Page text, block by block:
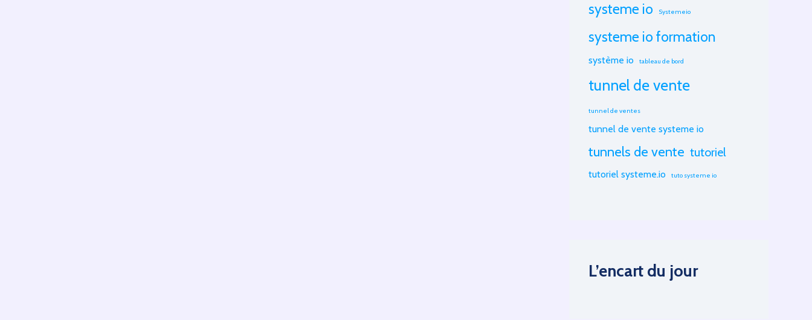
systeme io Systemeio
systeme io formation
système io tableau de bord
tunnel de vente
tunnel de ventes
tunnel de vente systeme io
tunnels de vente tutoriel
tutoriel systeme.io tuto systeme io
L’encart du jour